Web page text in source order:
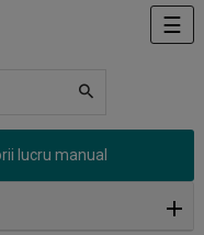
☰
lucru manual